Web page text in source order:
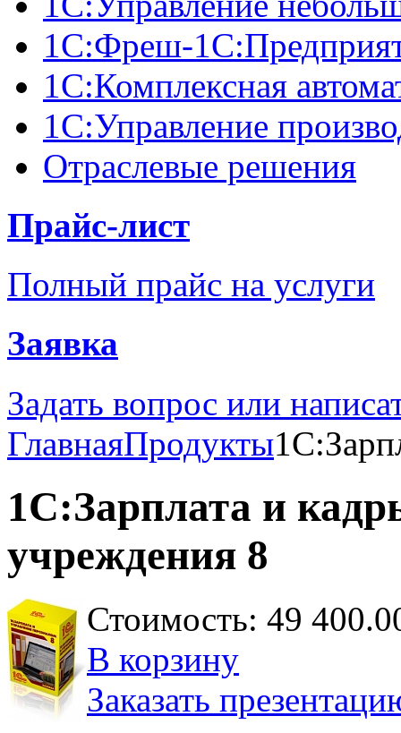
1C:Фреш-
1С:Комплексная
1С:Управление
Отраслевые решения
Прайс-лист
Полный прайс на услуги
Заявка
Задать вопрос или
ГлавнаяПродукты
1С:Зарплата и
учреждения 8
Стоимость: 49
В корзину
Заказать